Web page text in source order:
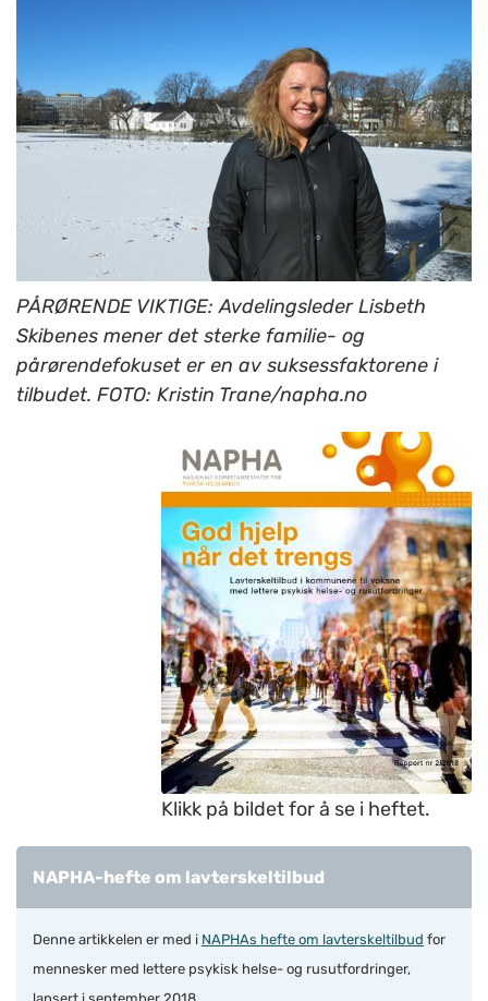
PÅRØRENDE VIKTIGE: Avdelingsleder Lisbeth
Skibenes mener det sterke familie- og
pårørendefokuset er en av suksessfaktorene i
tilbudet. FOTO: Kristin Trane/napha.no
Klikk på bildet for å se i heftet.
NAPHA-hefte om lavterskeltilbud
Denne artikkelen er med i NAPHAs hefte om lavterskeltilbud for
mennesker med lettere psykisk helse- og rusutfordringer,